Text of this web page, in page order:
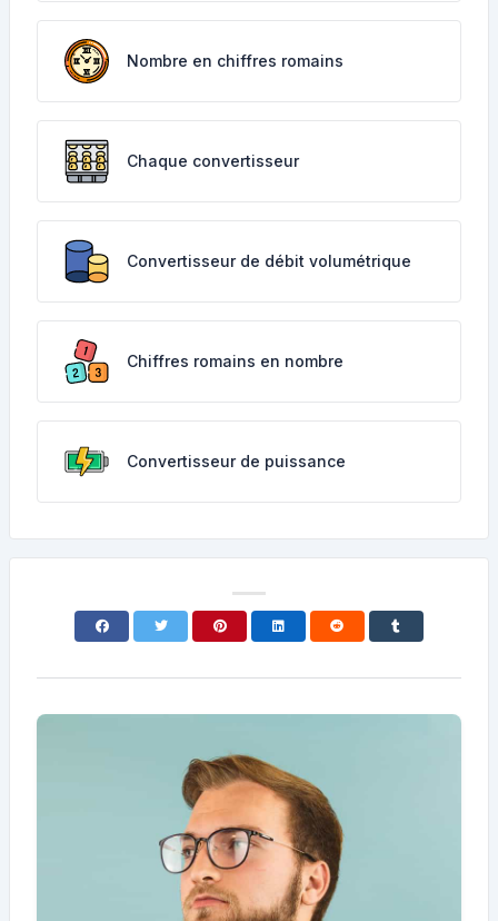
Nombre en chiffres romains
Chaque convertisseur
Convertisseur de débit volumétrique
Chiffres romains en nombre
Convertisseur de puissance